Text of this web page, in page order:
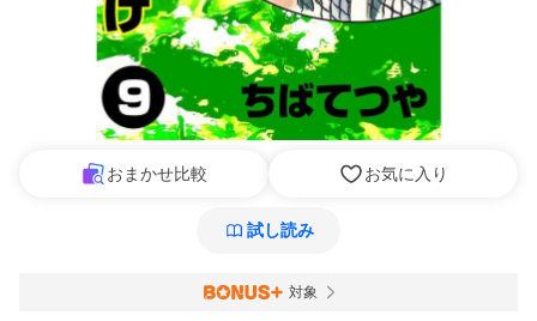
おまかせ比較 お気に入り
試し読み
対象